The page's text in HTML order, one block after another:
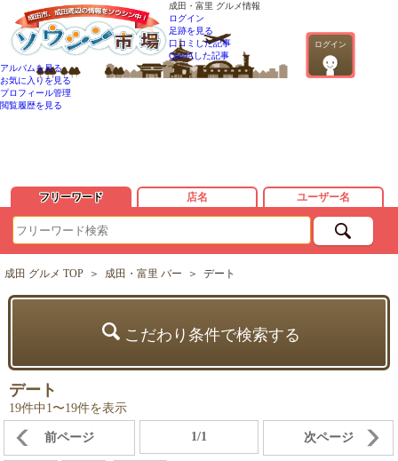
成田・富里 グルメ情報
ログイン
ログイン
足跡を見る
口コミした記事
QandAした記事
アルバムを見る
お気に入りを見る
プロフィール管理
閲覧履歴を見る
フリーワード 店名 ユーザー名
成田 グルメ TOP ＞ 成田・富里 バー ＞ デート
こだわり条件で検索する
デート
19件中1〜19件を表示
前ページ 1/1 次ページ